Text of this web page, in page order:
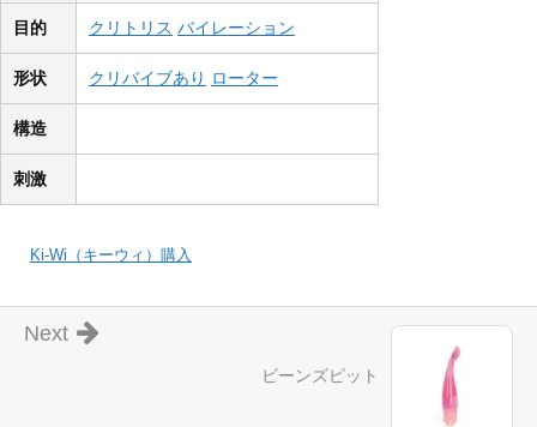
目的 クリトリス バイレーション
形状 クリバイブあり ローター
構造
刺激
Ki-Wi（キーウィ）購入
ビーンズピット
Next